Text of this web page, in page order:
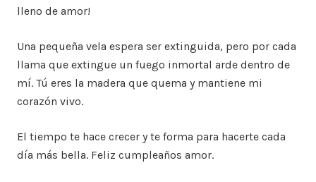
lleno de amor!
Una pequeña vela espera ser extinguida, pero por cada
llama que extingue un fuego inmortal arde dentro de
mí. Tú eres la madera que quema y mantiene mi
corazón vivo.
El tiempo te hace crecer y te forma para hacerte cada
día más bella. Feliz cumpleaños amor.